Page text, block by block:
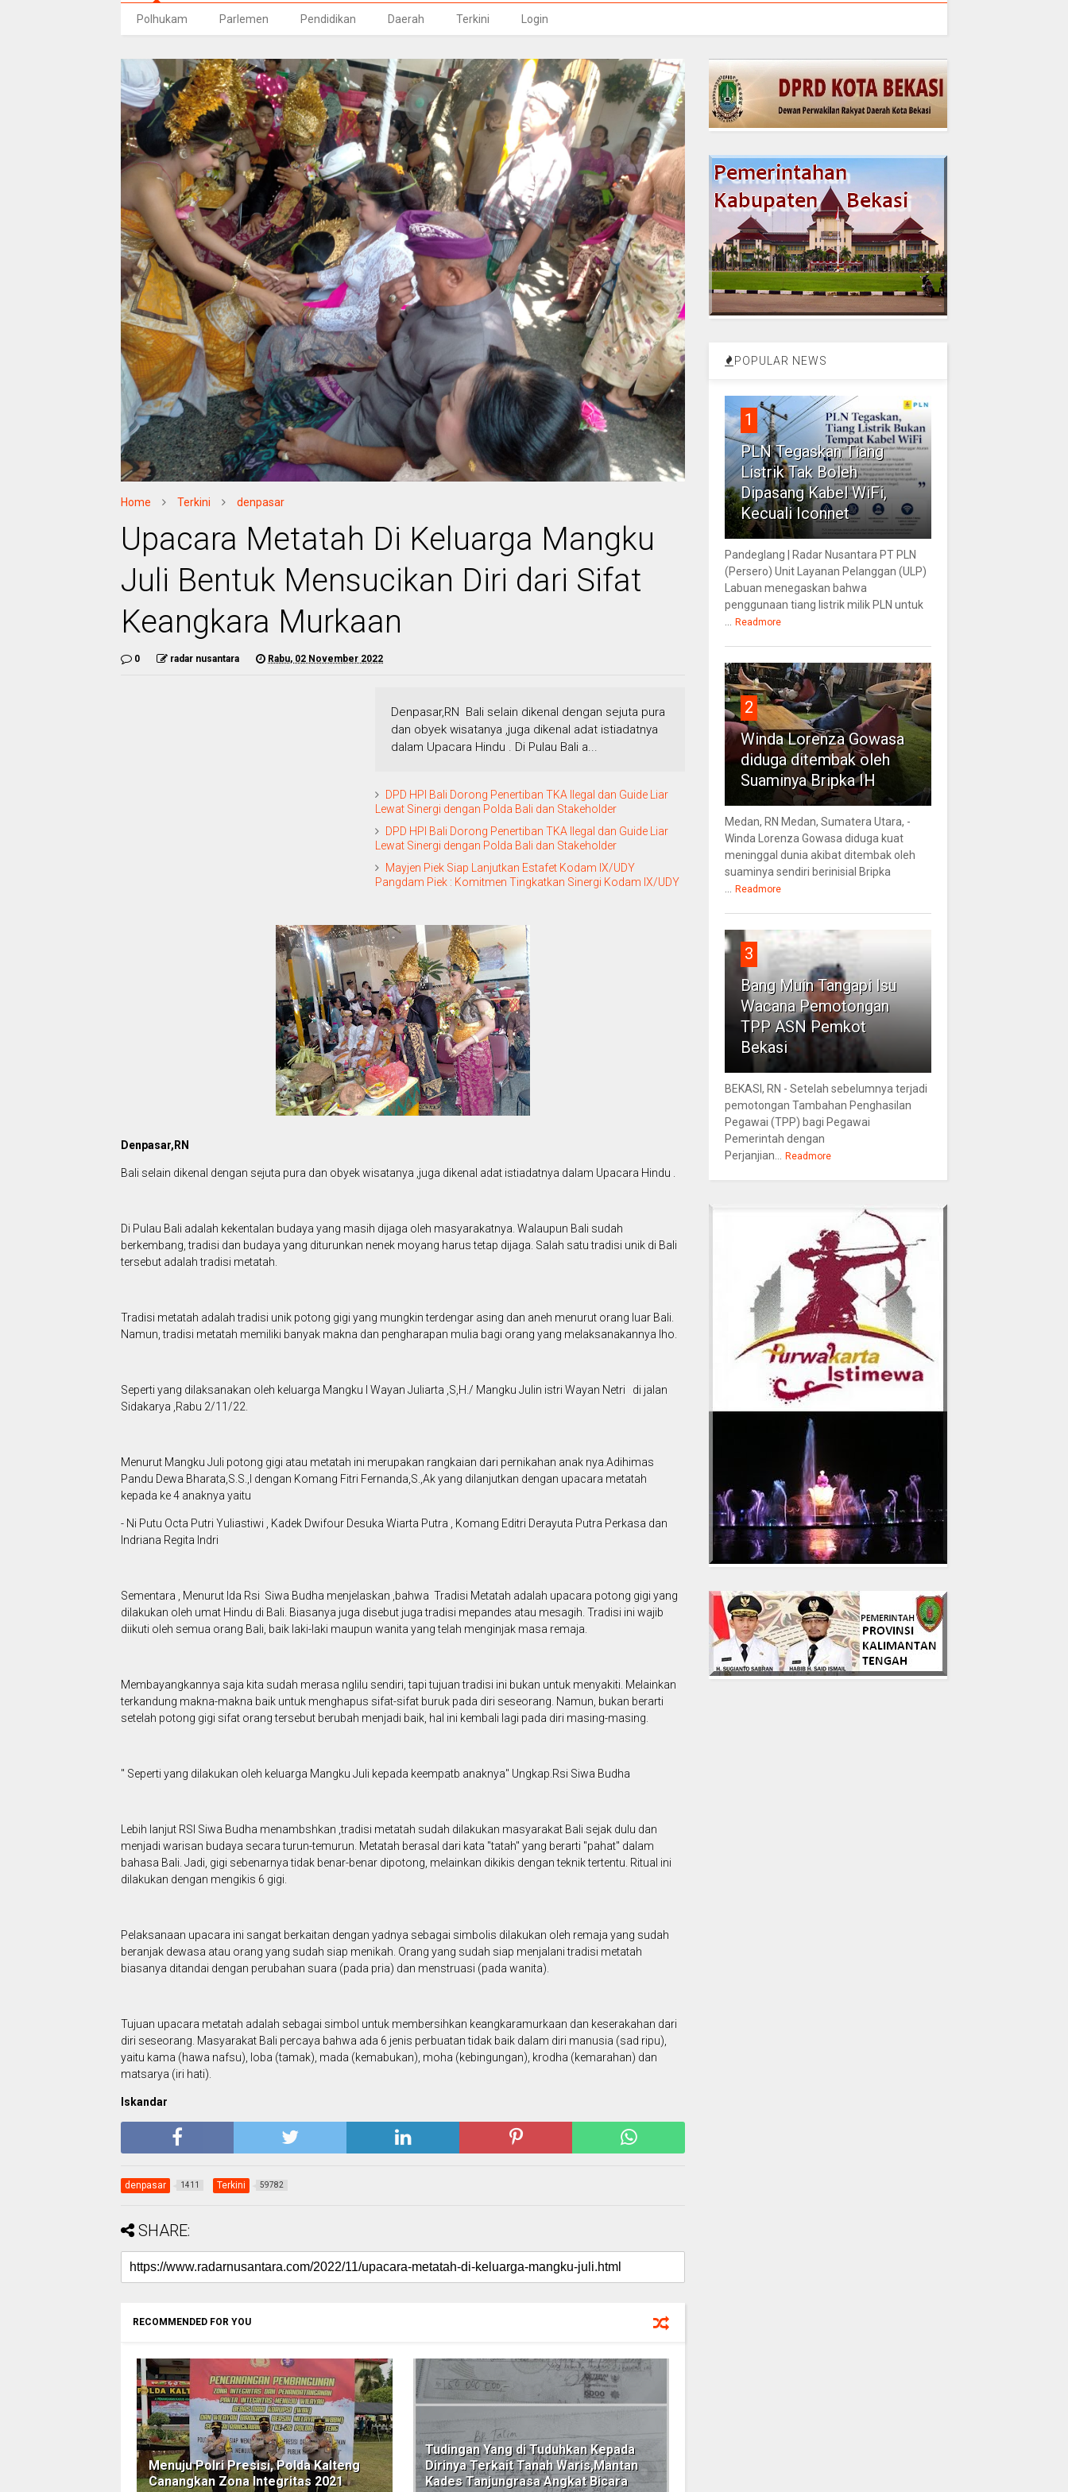
Polhukam Parlemen Pendidikan Daerah Terkini Login
Home Terkini denpasar
Upacara Metatah Di Keluarga Mangku
Juli Bentuk Mensucikan Diri dari Sifat
Keangkara Murkaan
0 radar nusantara Rabu, 02 November 2022
Denpasar,RN Bali selain dikenal dengan sejuta pura
dan obyek wisatanya ,juga dikenal adat istiadatnya
dalam Upacara Hindu . Di Pulau Bali a...
DPD HPI Bali Dorong Penertiban TKA Ilegal dan Guide Liar
Lewat Sinergi dengan Polda Bali dan Stakeholder
DPD HPI Bali Dorong Penertiban TKA Ilegal dan Guide Liar
Lewat Sinergi dengan Polda Bali dan Stakeholder
Mayjen Piek Siap Lanjutkan Estafet Kodam IX/UDY
Pangdam Piek : Komitmen Tingkatkan Sinergi Kodam IX/UDY
Denpasar,RN
Bali selain dikenal dengan sejuta pura dan obyek wisatanya ,juga dikenal adat istiadatnya dalam Upacara Hindu .
Di Pulau Bali adalah kekentalan budaya yang masih dijaga oleh masyarakatnya. Walaupun Bali sudah
berkembang, tradisi dan budaya yang diturunkan nenek moyang harus tetap dijaga. Salah satu tradisi unik di Bali
tersebut adalah tradisi metatah.
Tradisi metatah adalah tradisi unik potong gigi yang mungkin terdengar asing dan aneh menurut orang luar Bali.
Namun, tradisi metatah memiliki banyak makna dan pengharapan mulia bagi orang yang melaksanakannya lho.
Seperti yang dilaksanakan oleh keluarga Mangku l Wayan Juliarta ,S,H./ Mangku Julin istri Wayan Netri di jalan
Sidakarya ,Rabu 2/11/22.
Menurut Mangku Juli potong gigi atau metatah ini merupakan rangkaian dari pernikahan anak nya.Adihimas
Pandu Dewa Bharata,S.S.,I dengan Komang Fitri Fernanda,S.,Ak yang dilanjutkan dengan upacara metatah
kepada ke 4 anaknya yaitu
- Ni Putu Octa Putri Yuliastiwi , Kadek Dwifour Desuka Wiarta Putra , Komang Editri Derayuta Putra Perkasa dan
lndriana Regita lndri
Sementara , Menurut lda Rsi Siwa Budha menjelaskan ,bahwa Tradisi Metatah adalah upacara potong gigi yang
dilakukan oleh umat Hindu di Bali. Biasanya juga disebut juga tradisi mepandes atau mesagih. Tradisi ini wajib
diikuti oleh semua orang Bali, baik laki-laki maupun wanita yang telah menginjak masa remaja.
Membayangkannya saja kita sudah merasa nglilu sendiri, tapi tujuan tradisi ini bukan untuk menyakiti. Melainkan
terkandung makna-makna baik untuk menghapus sifat-sifat buruk pada diri seseorang. Namun, bukan berarti
setelah potong gigi sifat orang tersebut berubah menjadi baik, hal ini kembali lagi pada diri masing-masing.
" Seperti yang dilakukan oleh keluarga Mangku Juli kepada keempatb anaknya" Ungkap.Rsi Siwa Budha
Lebih lanjut RSI Siwa Budha menambshkan ,tradisi metatah sudah dilakukan masyarakat Bali sejak dulu dan
menjadi warisan budaya secara turun-temurun. Metatah berasal dari kata "tatah" yang berarti "pahat" dalam
bahasa Bali. Jadi, gigi sebenarnya tidak benar-benar dipotong, melainkan dikikis dengan teknik tertentu. Ritual ini
dilakukan dengan mengikis 6 gigi.
Pelaksanaan upacara ini sangat berkaitan dengan yadnya sebagai simbolis dilakukan oleh remaja yang sudah
beranjak dewasa atau orang yang sudah siap menikah. Orang yang sudah siap menjalani tradisi metatah
biasanya ditandai dengan perubahan suara (pada pria) dan menstruasi (pada wanita).
Tujuan upacara metatah adalah sebagai simbol untuk membersihkan keangkaramurkaan dan keserakahan dari
diri seseorang. Masyarakat Bali percaya bahwa ada 6 jenis perbuatan tidak baik dalam diri manusia (sad ripu),
yaitu kama (hawa nafsu), loba (tamak), mada (kemabukan), moha (kebingungan), krodha (kemarahan) dan
matsarya (iri hati).
Iskandar
denpasar 1411 Terkini 59782
SHARE:
RECOMMENDED FOR YOU
Menuju Polri Presisi, Polda Kalteng
Canangkan Zona Integritas 2021
Tudingan Yang di Tuduhkan Kepada
Dirinya Terkait Tanah Waris,Mantan
Kades Tanjungrasa Angkat Bicara
POPULAR NEWS
1
PLN Tegaskan Tiang
Listrik Tak Boleh
Dipasang Kabel WiFi,
Kecuali Iconnet
Pandeglang | Radar Nusantara PT PLN
(Persero) Unit Layanan Pelanggan (ULP)
Labuan menegaskan bahwa
penggunaan tiang listrik milik PLN untuk
Readmore
2
Winda Lorenza Gowasa
diduga ditembak oleh
Suaminya Bripka IH
Medan, RN Medan, Sumatera Utara, -
Winda Lorenza Gowasa diduga kuat
meninggal dunia akibat ditembak oleh
suaminya sendiri berinisial Bripka
Readmore
3
Bang Muin Tangapi Isu
Wacana Pemotongan
TPP ASN Pemkot
Bekasi
BEKASI, RN - Setelah sebelumnya terjadi
pemotongan Tambahan Penghasilan
Pegawai (TPP) bagi Pegawai
Pemerintah dengan
Perjanjian...
Readmore